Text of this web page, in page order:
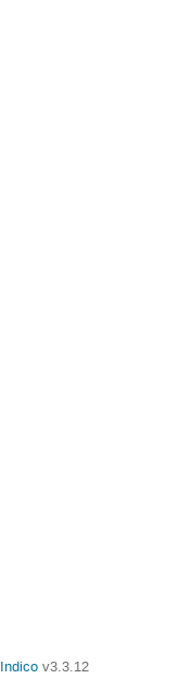
Indico v3.3.12